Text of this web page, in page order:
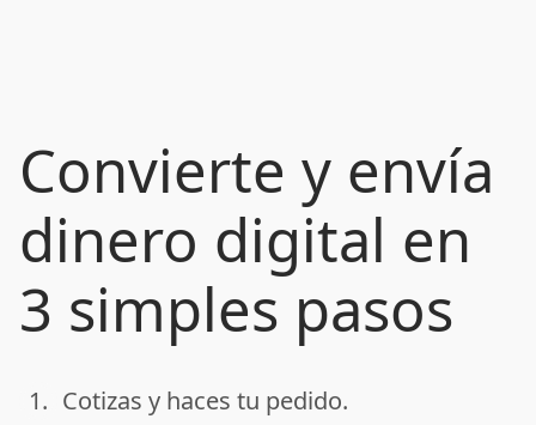
Convierte y envía
dinero digital en
3 simples pasos
done
1. Cotizas y haces tu pedido.